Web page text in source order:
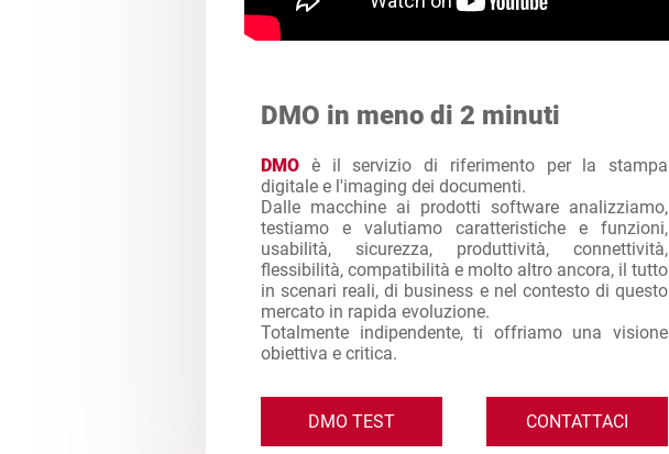
DMO in meno di 2 minuti
DMO è il servizio di riferimento per la stampa
digitale e l'imaging dei documenti.
Dalle macchine ai prodotti software analizziamo,
testiamo e valutiamo caratteristiche e funzioni,
usabilità, sicurezza, produttività, connettività,
flessibilità, compatibilità e molto altro ancora, il tutto
in scenari reali, di business e nel contesto di questo
mercato in rapida evoluzione.
Totalmente indipendente, ti offriamo una visione
obiettiva e critica.
DMO TEST CONTATTACI